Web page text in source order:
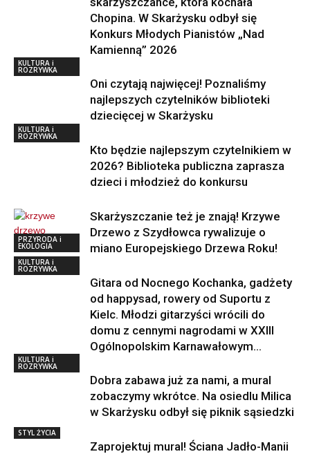
Chopina. W Skarżysku odbył się
Konkurs Młodych Pianistów „Nad
Kamienną” 2026
KULTURA i
ROZRYWKA
Oni czytają najwięcej! Poznaliśmy
najlepszych czytelników biblioteki
dziecięcej w Skarżysku
KULTURA i
ROZRYWKA
Kto będzie najlepszym czytelnikiem w
2026? Biblioteka publiczna zaprasza
dzieci i młodzież do konkursu
PRZYRODA i
EKOLOGIA
Skarżyszczanie też je znają! Krzywe
Drzewo z Szydłowca rywalizuje o
miano Europejskiego Drzewa Roku!
KULTURA i
ROZRYWKA
Gitara od Nocnego Kochanka, gadżety
od happysad, rowery od Suportu z
Kielc. Młodzi gitarzyści wrócili do
domu z cennymi nagrodami w XXIII
Ogólnopolskim Karnawałowym...
KULTURA i
ROZRYWKA
Dobra zabawa już za nami, a mural
zobaczymy wkrótce. Na osiedlu Milica
w Skarżysku odbył się piknik sąsiedzki
STYL ŻYCIA
Zaprojektuj mural! Ściana Jadło-Manii